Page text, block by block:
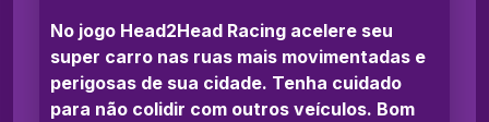
No jogo Head2Head Racing acelere seu
super carro nas ruas mais movimentadas e
perigosas de sua cidade. Tenha cuidado
para não colidir com outros veículos. Bom